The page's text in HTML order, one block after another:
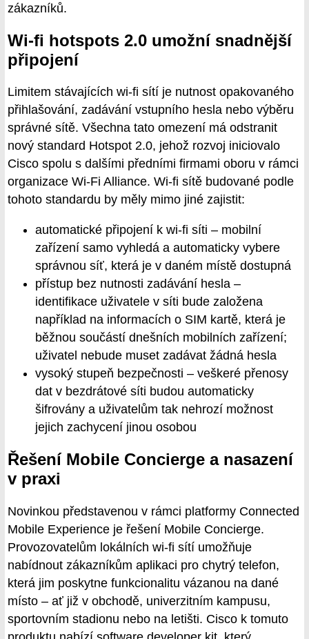
zákazníků.
Wi-fi hotspots 2.0 umožní snadnější
připojení
Limitem stávajících wi-fi sítí je nutnost opakovaného
přihlašování, zadávání vstupního hesla nebo výběru
správné sítě. Všechna tato omezení má odstranit
nový standard Hotspot 2.0, jehož rozvoj iniciovalo
Cisco spolu s dalšími předními firmami oboru v rámci
organizace Wi-Fi Alliance. Wi-fi sítě budované podle
tohoto standardu by měly mimo jiné zajistit:
automatické připojení k wi-fi síti – mobilní
zařízení samo vyhledá a automaticky vybere
správnou síť, která je v daném místě dostupná
přístup bez nutnosti zadávání hesla –
identifikace uživatele v síti bude založena
například na informacích o SIM kartě, která je
běžnou součástí dnešních mobilních zařízení;
uživatel nebude muset zadávat žádná hesla
vysoký stupeň bezpečnosti – veškeré přenosy
dat v bezdrátové síti budou automaticky
šifrovány a uživatelům tak nehrozí možnost
jejich zachycení jinou osobou
Řešení Mobile Concierge a nasazení
v praxi
Novinkou představenou v rámci platformy Connected
Mobile Experience je řešení Mobile Concierge.
Provozovatelům lokálních wi-fi sítí umožňuje
nabídnout zákazníkům aplikaci pro chytrý telefon,
která jim poskytne funkcionalitu vázanou na dané
místo – ať již v obchodě, univerzitním kampusu,
sportovním stadionu nebo na letišti. Cisco k tomuto